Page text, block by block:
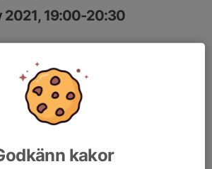
2021, 19:00-20:30
kakor